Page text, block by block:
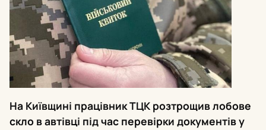
На Київщині працівник ТЦК розтрощив лобове
скло в автівці під час перевірки документів у